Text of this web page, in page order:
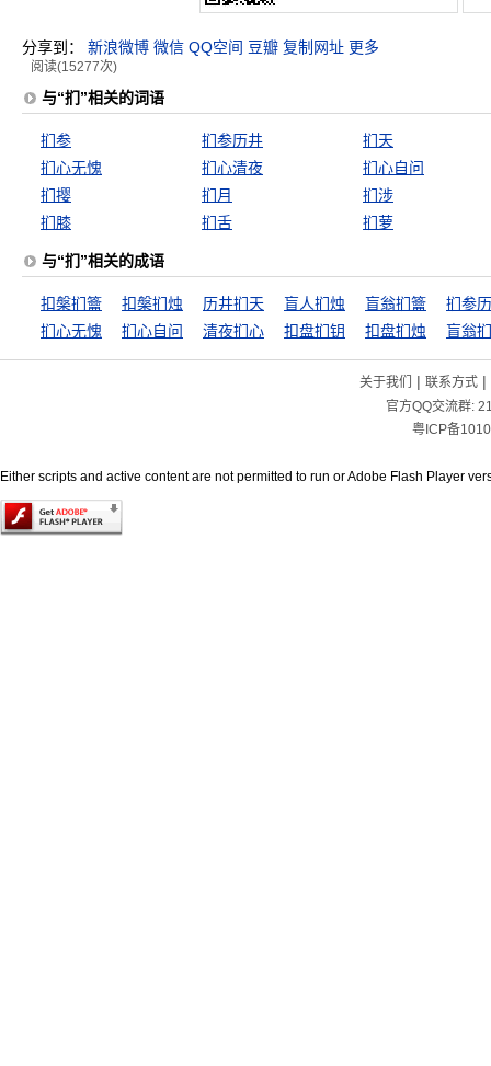
分享到： 新浪微博 微信 QQ空间 豆瓣 复制网址 更多
阅读(15277次)
与“扪”相关的词语
扪参 扪参历井
扪天
扪心无愧
扪心清夜
扪心自问
扪撄
扪月
扪涉
扪膝
扪舌 扪萝
与“扪”相关的成语
扣槃扪籥 扣槃扪烛 历井扪天 盲人扪烛 盲翁扪籥
扪参
扪心无愧
扪心自问 清夜扪心 扣盘扪钥 扣盘扪烛 盲翁
关于我们 | 联系方式|
官方QQ交流群:
粤ICP备
Either scripts and active content are not permitted to run or Adobe Flash Player